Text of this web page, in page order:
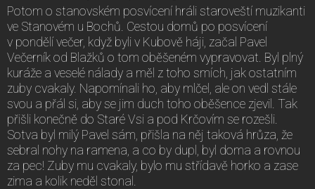
Potom o stanovském posvícení hráli staroveští muzikanti
ve Stanovém u Bochů. Cestou domů po posvícení
v pondělí večer, když byli v Kubově háji, začal Pavel
Večerník od Blažků o tom oběšeném vypravovat. Byl plný
kuráže a veselé nálady a měl z toho smích, jak ostatním
zuby cvakaly. Napomínali ho, aby mlčel, ale on vedl stále
svou a přál si, aby se jim duch toho oběšence zjevil. Tak
přišli konečně do Staré Vsi a pod Krčovím se rozešli.
Sotva byl milý Pavel sám, přišla na něj taková hrůza, že
sebral nohy na ramena, a co by dupl, byl doma a rovnou
za pec! Zuby mu cvakaly, bylo mu střídavě horko a zase
zima a kolik neděl stonal.